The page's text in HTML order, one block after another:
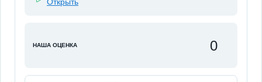
НАША ОЦЕНКА 0